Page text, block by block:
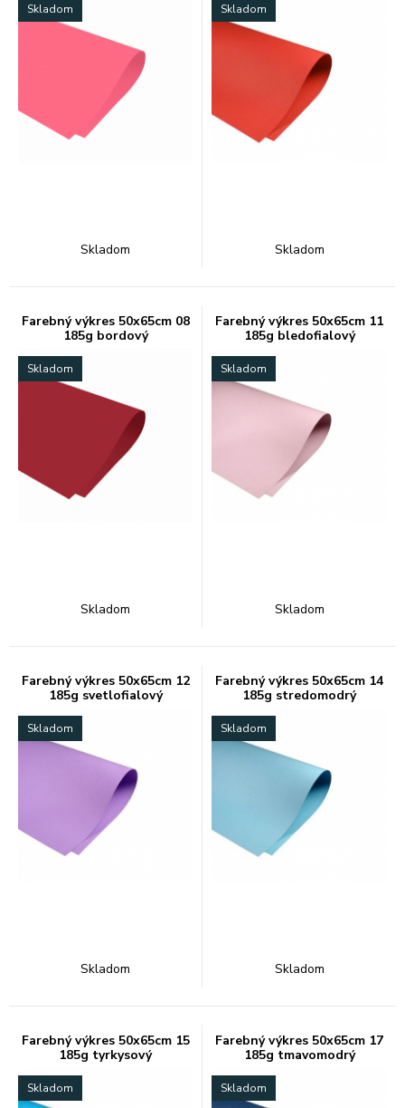
Skladom
Skladom
Skladom
Skladom
Farebný výkres 50x65cm 08
185g bordový
Skladom
Skladom
Farebný výkres 50x65cm 11
185g bledofialový
Skladom
Skladom
Farebný výkres 50x65cm 12
185g svetlofialový
Skladom
Skladom
Farebný výkres 50x65cm 14
185g stredomodrý
Skladom
Skladom
Farebný výkres 50x65cm 15
185g tyrkysový
Skladom
Farebný výkres 50x65cm 17
185g tmavomodrý
Skladom